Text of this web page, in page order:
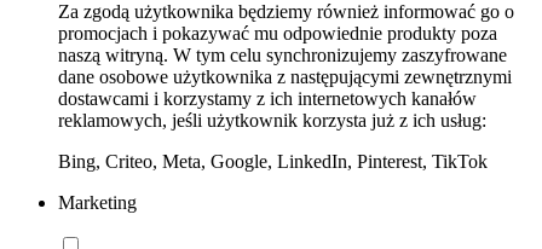
Za zgodą użytkownika będziemy również informować go o
promocjach i pokazywać mu odpowiednie produkty poza
naszą witryną. W tym celu synchronizujemy zaszyfrowane
dane osobowe użytkownika z następującymi zewnętrznymi
dostawcami i korzystamy z ich internetowych kanałów
reklamowych, jeśli użytkownik korzysta już z ich usług:
Bing, Criteo, Meta, Google, LinkedIn, Pinterest, TikTok
Marketing